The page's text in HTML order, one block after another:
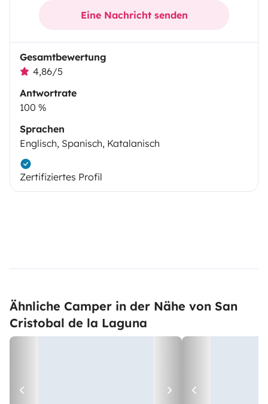
Eine Nachricht senden
Gesamtbewertung
4,86/5
Antwortrate
100 %
Sprachen
Englisch, Spanisch, Katalanisch
Zertifiziertes Profil
Ähnliche Camper in der Nähe von San
Cristobal de la Laguna